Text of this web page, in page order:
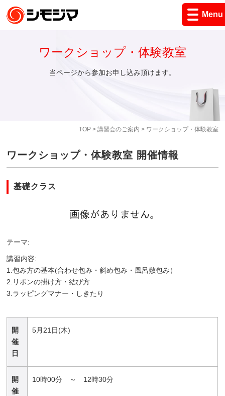
Menu
TOP> 講習会のご案内 > ワークショップ・体験教室
ワークショップ・体験教室
当ページから参加お申し込み頂けます。
ワークショップ・体験教室 開催情報
基礎クラス
テーマ:
講習内容:
1.包み方の基本(合わせ包み・斜め包み・風呂敷包み）
2.リボンの掛け方・結び方
3.ラッピングマナー・しきたり
開
催
日
5月21日(木)
開
催
10時00分 ～ 12時30分